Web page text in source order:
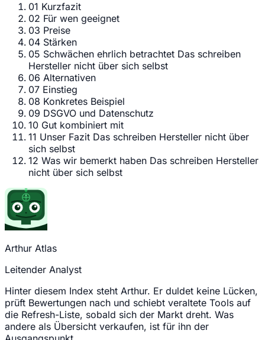
01 Kurzfazit
02 Für wen geeignet
03 Preise
04 Stärken
05 Schwächen ehrlich betrachtet Das schreiben
Hersteller nicht über sich selbst
06 Alternativen
07 Einstieg
08 Konkretes Beispiel
09 DSGVO und Datenschutz
10 Gut kombiniert mit
11 Unser Fazit Das schreiben Hersteller nicht über
sich selbst
12 Was wir bemerkt haben Das schreiben Hersteller
nicht über sich selbst
Arthur Atlas
Leitender Analyst
Hinter diesem Index steht Arthur. Er duldet keine Lücken,
prüft Bewertungen nach und schiebt veraltete Tools auf
die Refresh-Liste, sobald sich der Markt dreht. Was
andere als Übersicht verkaufen, ist für ihn der